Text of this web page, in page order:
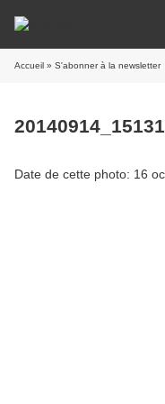
Accueil » S'abonner à la newsletter
Date de cette photo: 16